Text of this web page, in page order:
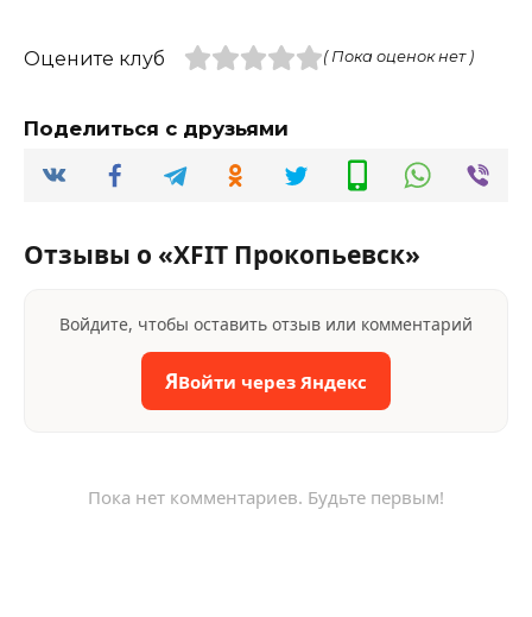
Оцените клуб ( Пока оценок нет )
Поделиться с друзьями
Отзывы о «XFIT Прокопьевск»
Войдите, чтобы оставить отзыв или комментарий
ЯВойти через Яндекс
Пока нет комментариев. Будьте первым!